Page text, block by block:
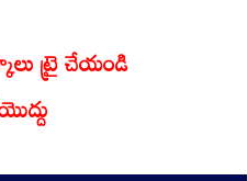
ట్రై చేయండి